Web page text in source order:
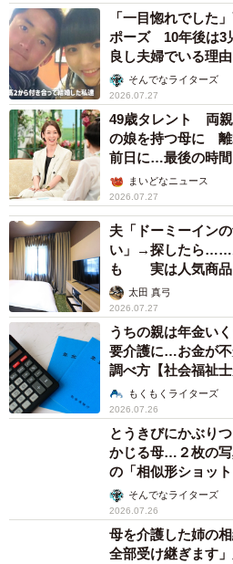
「一目惚れでした
ポーズ 10年後は3
良し夫婦でいる理由
そんでなライターズ
2026.07.27
49歳タレント 両
の娘を持つ母に 離
前日に…最後の時間
まいどなニュース
2026.07.27
夫「ドーミーイン
い」→探したら……
も 実は人気商品
思っていた」
太田 真弓
2026.07.27
うちの親は年金い
要介護に…お金が
調べ方【社会福祉士
もくもくライターズ
2026.07.26
とうきびにかぶり
かじる母…２枚の
の「相似形ショッ
そんでなライターズ
2026.07.26
母を介護した姉の
全部受け継ぎます